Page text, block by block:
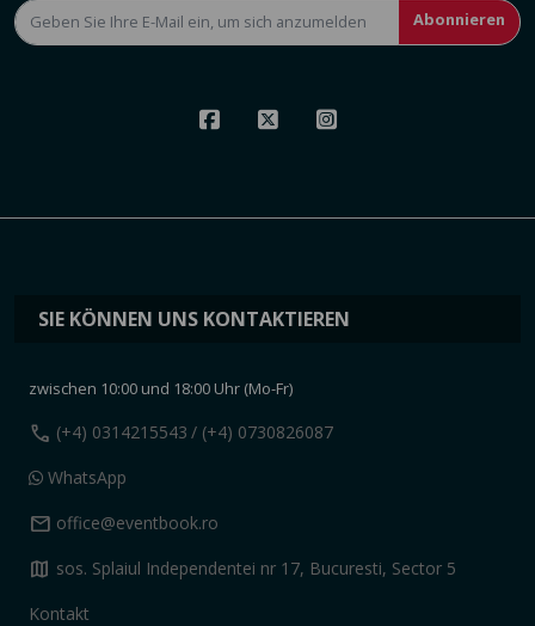
Abonnieren
SIE KÖNNEN UNS KONTAKTIEREN
zwischen 10:00 und 18:00 Uhr (Mo-Fr)
call (+4) 0314215543 / (+4) 0730826087
WhatsApp
mail office@eventbook.ro
map sos. Splaiul Independentei nr 17, Bucuresti, Sector 5
Kontakt